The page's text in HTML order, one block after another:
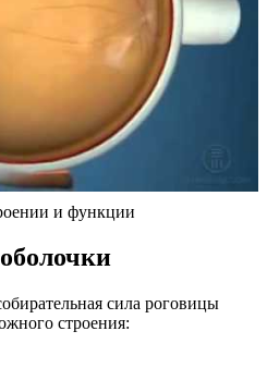
и функции
сила роговицы
строения: